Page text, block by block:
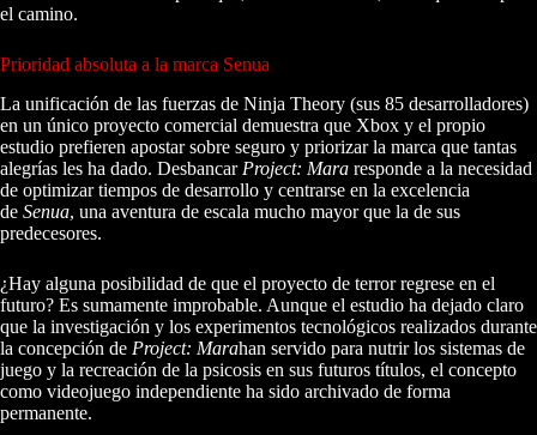
el camino.
Prioridad absoluta a la marca Senua
La unificación de las fuerzas de Ninja Theory (sus 85 desarrolladores)
en un único proyecto comercial demuestra que Xbox y el propio
estudio prefieren apostar sobre seguro y priorizar la marca que tantas
alegrías les ha dado. Desbancar Project: Mara responde a la necesidad
de optimizar tiempos de desarrollo y centrarse en la excelencia
de Senua, una aventura de escala mucho mayor que la de sus
predecesores.
¿Hay alguna posibilidad de que el proyecto de terror regrese en el
futuro? Es sumamente improbable. Aunque el estudio ha dejado claro
que la investigación y los experimentos tecnológicos realizados durante
la concepción de Project: Marahan servido para nutrir los sistemas de
juego y la recreación de la psicosis en sus futuros títulos, el concepto
como videojuego independiente ha sido archivado de forma
permanente.